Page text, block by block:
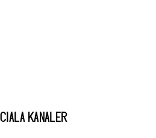
KANALER